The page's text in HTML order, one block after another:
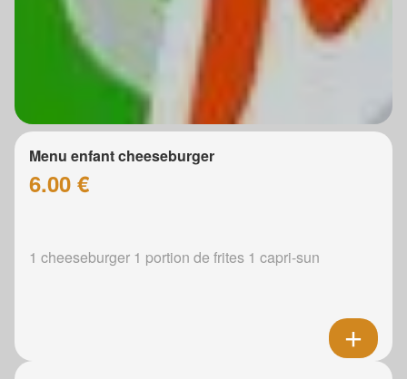
Menu enfant cheeseburger
6.00 €
1 cheeseburger 1 portion de frites 1 capri-sun